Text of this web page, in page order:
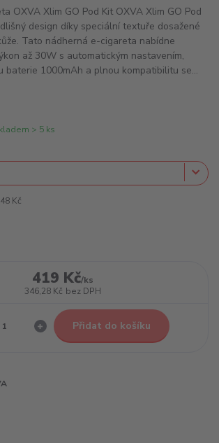
OXVA Xlim GO Pod Kit OXVA Xlim GO Pod
design díky speciální textuře dosažené
Tato nádherná e-cigareta nabídne
až 30W s automatickým nastavením,
baterie 1000mAh a plnou kompatibilitu se...
> 5 ks
Kč
419 Kč/ks
346,28 Kč bez DPH
Přidat do košíku